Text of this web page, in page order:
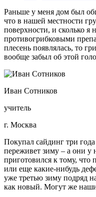
Раньше у меня дом был
что в нашей местности
поверхности, и сколько я
противогрибковыми
плесень появлялась, то
вообще забыл об этой
Иван Сотников
учитель
г. Москва
Покупал сайдинг три
переживет зиму – а они у
приготовился к тому, что
или еще какие-нибудь
уже третью зиму подряд
как новый. Могут же наши